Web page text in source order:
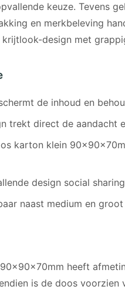
keuze. Tevens
en merkbeleving
design met
de inhoud en
trekt direct de aandacht
karton klein
design social
naast medium en
heeft
is de doos